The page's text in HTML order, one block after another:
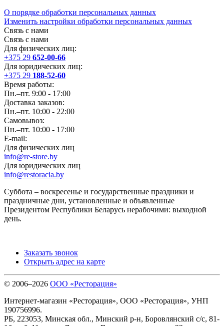
О порядке обработки персональных данных
Изменить настройки обработки персональных данных
Связь с нами
Связь с нами
Для физических лиц:
+375 29 652-00-66
Для юридических лиц:
+375 29 188-52-60
Время работы:
Пн.–пт. 9:00 - 17:00
Доставка заказов:
Пн.–пт. 10:00 - 22:00
Самовывоз:
Пн.–пт. 10:00 - 17:00
E-mail:
Для физических лиц
info@re-store.by
Для юридических лиц
info@restoracia.by
Суббота – воскресенье и государственные праздники и
праздничные дни, установленные и объявленные
Президентом Республики Беларусь нерабочими: выходной
день.
Заказать звонок
Открыть адрес на карте
© 2006–2026 ООО «Ресторация»
Интернет-магазин «Ресторация», ООО «Ресторация», УНП
190756996.
РБ, 223053, Минская обл., Минский р-н, Боровлянский с/с, 81-